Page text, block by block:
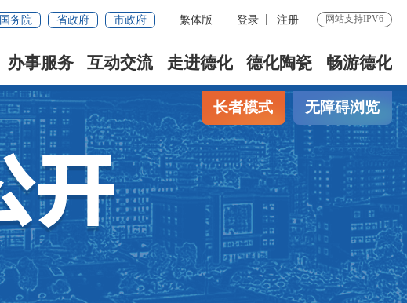
国务院 省政府 市政府 繁体版 登录 注册 网站支持IPV6
办事服务 互动交流 走进德化 德化陶瓷 畅游德化
长者模式 无障碍浏览